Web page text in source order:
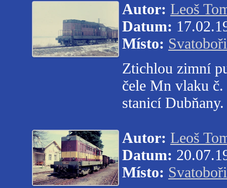
Autor: Leoš
Datum:
Místo:
Ztichlou zimní
čele Mn vlaku
stanicí
Autor: Leoš
Datum:
Místo: